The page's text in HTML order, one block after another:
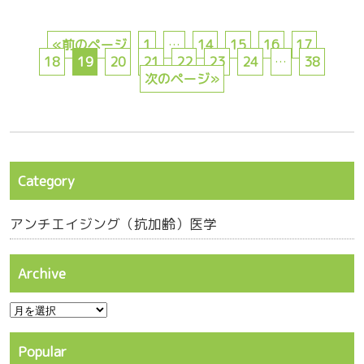
«前のページ 1 … 14 15 16
17
18
19 20 21 22 23 24 …
38
次のページ»
Category
アンチエイジング（抗加齢）医学
Archive
Popular